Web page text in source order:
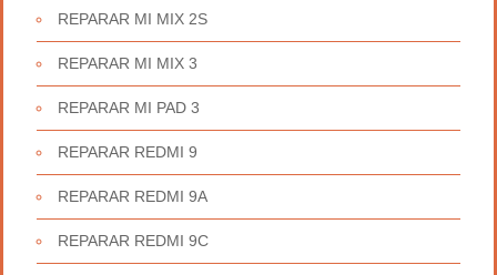
REPARAR MI MIX 2S
REPARAR MI MIX 3
REPARAR MI PAD 3
REPARAR REDMI 9
REPARAR REDMI 9A
REPARAR REDMI 9C